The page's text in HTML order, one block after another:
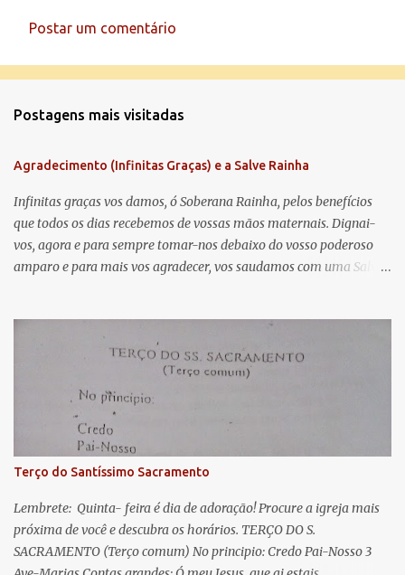
e
t
á
r
i
o
Postar um comentário
Postagens mais visitadas
Agradecimento (Infinitas Graças) e a Salve Rainha
Infinitas graças vos damos, ó Soberana Rainha, pelos benefícios
que todos os dias recebemos de vossas mãos maternais. Dignai-
vos, agora e para sempre tomar-nos debaixo do vosso poderoso
amparo e para mais vos agradecer, vos saudamos com uma Salve
lágrimas. Eia, pois, Advogada nossa, estes vossos olhos
misericordiosos a nós volvei, e depois deste desterro, mostrai-nos
Jesus. Bendito é o fruto do vosso ventre, ó clemente, ó piedosa, ó
doce e sempre Virgem Maria. Rogai por nós Santa Mãe de Deus.
Para que sejamos dignos das promessas de Cristo. Amém.
Terço do Santíssimo Sacramento
Lembrete: Quinta- feira é dia de adoração! Procure a igreja mais
próxima de você e descubra os horários. TERÇO DO S.
SACRAMENTO (Terço comum) No principio: Credo Pai-Nosso 3